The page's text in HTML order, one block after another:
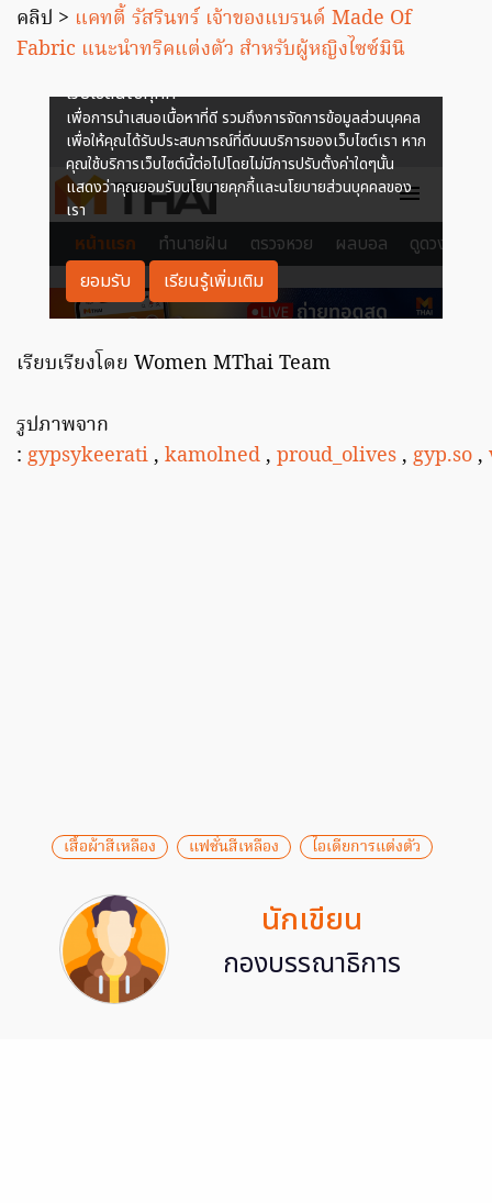
คลิป > แคทตี้ รัสรินทร์ เจ้าของแบรนด์ Made Of
Fabric แนะนำทริคแต่งตัว สำหรับผู้หญิงไซซ์มินิ
เรียบเรียงโดย Women MThai Team
รูปภาพจาก
: gypsykeerati, kamolned, proud_olives, gyp.so,
เสื้อผ้าสีเหลือง แฟชั่นสีเหลือง ไอเดียการแต่งตัว
นักเขียน
กองบรรณาธิการ